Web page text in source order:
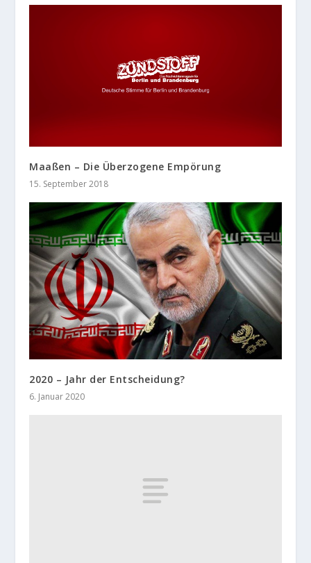
Maaßen – Die Überzogene Empörung
15. September 2018
2020 – Jahr der Entscheidung?
6. Januar 2020